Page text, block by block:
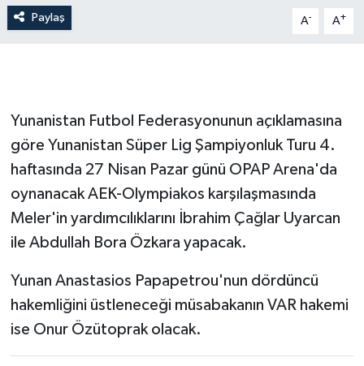
Paylaş A- A+
Yunanistan Futbol Federasyonunun açıklamasına
göre Yunanistan Süper Lig Şampiyonluk Turu 4.
haftasında 27 Nisan Pazar günü OPAP Arena'da
oynanacak AEK-Olympiakos karşılaşmasında
Meler'in yardımcılıklarını İbrahim Çağlar Uyarcan
ile Abdullah Bora Özkara yapacak.
Yunan Anastasios Papapetrou'nun dördüncü
hakemliğini üstleneceği müsabakanın VAR hakemi
ise Onur Özütoprak olacak.
Resmî ilanlar
Siyaset
Tarım ve Ekonomi
Teknoloji
Ulusal
Yaşam